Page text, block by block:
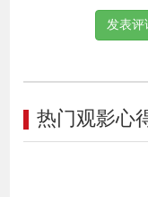
热门观影心